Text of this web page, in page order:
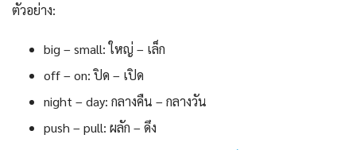
ตัวอย่าง:
big – small: ใหญ่ – เล็ก
off – on: ปิด – เปิด
night – day: กลางคืน – กลางวัน
push – pull: ผลัก – ดึง